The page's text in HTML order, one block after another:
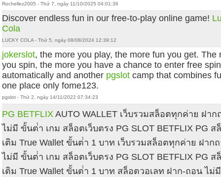
Rochellez2005 - Thứ 7, ngày 11/10/2025 04:01:36
Discover endless fun in our free-to-play online game!
Cola
LUCKY COLA - Thứ 5, ngày 08/08/2024 12:39:12
jokerslot, the more you play, the more fun you get. The
you spin, the more you have a chance to enter free
automatically and another pgslot camp that combines
one place only fome123.
pgslot - Thứ 2, ngày 14/11/2022 07:34:23
PG BETFLIX AUTO WALLET เว็บรวมสล็อตทุกค่าย ฝาก
ไม่มี ขั้นต่ํา เกม สล็อตเว็บตรง PG SLOT BETFLIX PG ส
เติม True Wallet ขั้นต่ํา 1 บาท เว็บรวมสล็อตทุกค่าย ฝาก
ไม่มี ขั้นต่ํา เกม สล็อตเว็บตรง PG SLOT BETFLIX PG ส
เติม True Wallet ขั้นต่ํา 1 บาท สล็อตวอเลท ฝาก-ถอน ไม่